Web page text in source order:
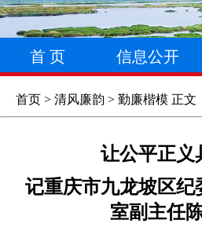
首 页 信息公开
首页 > 清风廉韵 > 勤廉楷模 正文
让公平正义
记重庆市九龙坡区纪
室副主任